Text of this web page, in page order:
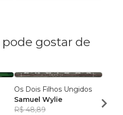
gostar de
Os Dois Filhos Ungidos
Samuel Wylie
R$ 48,89
Pelas